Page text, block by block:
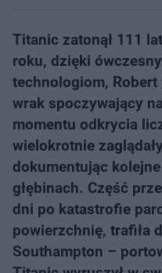
Titanic zatonął 111
roku, dzięki
technologiom, Robert
wrak spoczywający
momentu odkrycia
wielokrotnie
dokumentując
głębinach. Część
dni po katastrofie
powierzchnię, trafiła
Southampton –